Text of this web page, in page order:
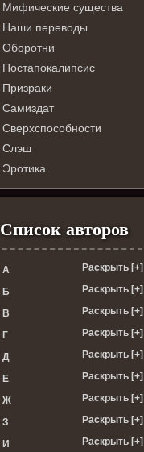
Мифические существа
Наши переводы
Оборотни
Постапокалипсис
Призраки
Самиздат
Сверхспособности
Слэш
Эротика
Список авторов
А Раскрыть [+]
Б Раскрыть [+]
В Раскрыть [+]
Г Раскрыть [+]
Д Раскрыть [+]
Е Раскрыть [+]
Ж Раскрыть [+]
З Раскрыть [+]
И Раскрыть [+]